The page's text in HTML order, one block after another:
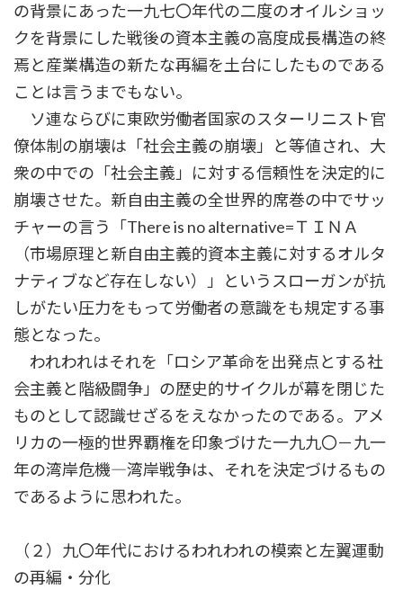
の背景にあった一九七〇年代の二度のオイルショッ
クを背景にした戦後の資本主義の高度成長構造の終
焉と産業構造の新たな再編を土台にしたものである
ことは言うまでもない。
ソ連ならびに東欧労働者国家のスターリニスト官
僚体制の崩壊は「社会主義の崩壊」と等値され、大
衆の中での「社会主義」に対する信頼性を決定的に
崩壊させた。新自由主義の全世界的席巻の中でサッ
チャーの言う「There is no alternative=ＴＩＮＡ
（市場原理と新自由主義的資本主義に対するオルタ
ナティブなど存在しない）」というスローガンが抗
しがたい圧力をもって労働者の意識をも規定する事
態となった。
われわれはそれを「ロシア革命を出発点とする社
会主義と階級闘争」の歴史的サイクルが幕を閉じた
ものとして認識せざるをえなかったのである。アメ
リカの一極的世界覇権を印象づけた一九九〇－九一
年の湾岸危機―湾岸戦争は、それを決定づけるもの
であるように思われた。
（２）九〇年代におけるわれわれの模索と左翼運動
の再編・分化